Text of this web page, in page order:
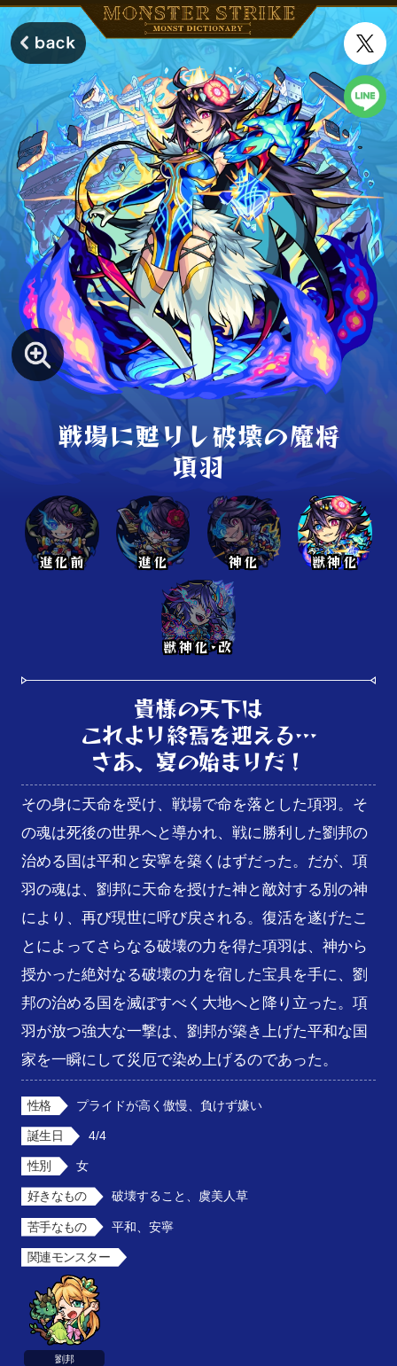
戦場に甦りし破壊の魔将
項羽
進化前 進化 神化 獣神化
獣神化･改
貴様の天下は
これより終焉を迎える…
さあ、宴の始まりだ！
その身に天命を受け、戦場で命を落とした項羽。そ
の魂は死後の世界へと導かれ、戦に勝利した劉邦の
治める国は平和と安寧を築くはずだった。だが、項
羽の魂は、劉邦に天命を授けた神と敵対する別の神
により、再び現世に呼び戻される。復活を遂げたこ
とによってさらなる破壊の力を得た項羽は、神から
授かった絶対なる破壊の力を宿した宝具を手に、劉
邦の治める国を滅ぼすべく大地へと降り立った。項
羽が放つ強大な一撃は、劉邦が築き上げた平和な国
家を一瞬にして災厄で染め上げるのであった。
性格 プライドが高く傲慢、負けず嫌い
誕生日 4/4
性別 女
好きなもの 破壊すること、虞美人草
苦手なもの 平和、安寧
関連モンスター
劉邦